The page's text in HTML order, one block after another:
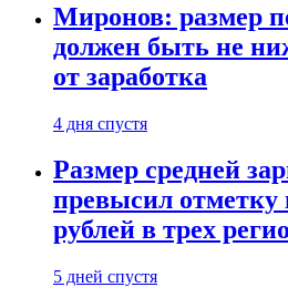
Миронов: размер
должен быть не
от заработка
4 дня спустя
Размер средней
превысил отметку
рублей в трех
5 дней спустя